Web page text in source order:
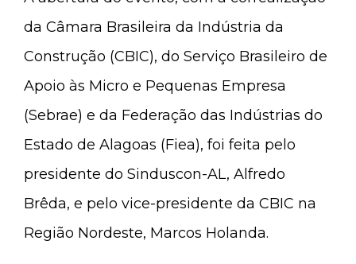
da Câmara Brasileira da Indústria da
Construção (CBIC), do Serviço Brasileiro de
Apoio às Micro e Pequenas Empresa
(Sebrae) e da Federação das Indústrias do
Estado de Alagoas (Fiea), foi feita pelo
presidente do Sinduscon-AL, Alfredo
Brêda, e pelo vice-presidente da CBIC na
Região Nordeste, Marcos Holanda.